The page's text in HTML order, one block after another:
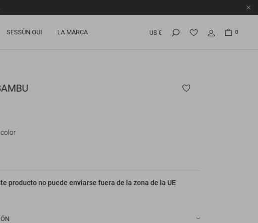
SESSÙN OUI LA MARCA US € 0
producto no puede enviarse fuera de la zona de la UE